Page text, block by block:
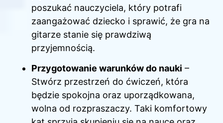
poszukać nauczyciela, który potrafi
zaangażować dziecko i sprawić, że gra na
gitarze stanie się prawdziwą
przyjemnością.
Przygotowanie warunków do nauki –
Stwórz przestrzeń do ćwiczeń, która
będzie spokojna oraz uporządkowana,
wolna od rozpraszaczy. Taki komfortowy